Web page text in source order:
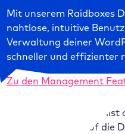
Mit unserem Raidboxes
nahtlose, intuitive
Verwaltung deiner
schneller und effizienter
Zu den Management
Das bedeutet auch:
entweder Zugriff auf die